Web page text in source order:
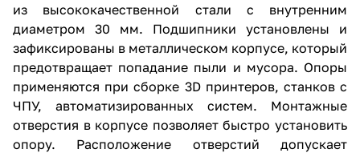
из высококачественной стали с внутренним
диаметром 30 мм. Подшипники установлены и
зафиксированы в металлическом корпусе, который
предотвращает попадание пыли и мусора. Опоры
применяются при сборке 3D принтеров, станков с
ЧПУ, автоматизированных систем. Монтажные
отверстия в корпусе позволяет быстро установить
опору. Расположение отверстий допускает